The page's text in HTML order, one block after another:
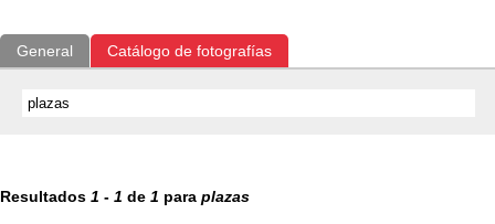
General Catálogo de fotografías
Resultados 1 - 1 de 1 para plazas